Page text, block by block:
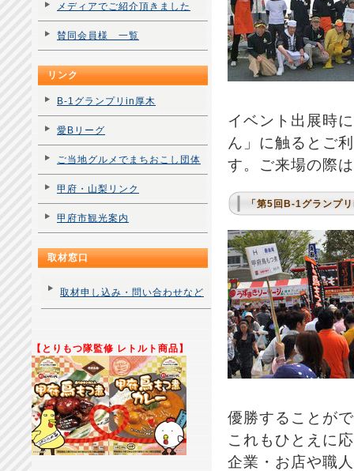
イベント出展時
ん」に触るとご
す。ご来場の際
「第5回B-1グランプ
優勝することが
これもひとえに
企業・お店や職
メディアでご紹介頂きました
賛同会員様 一覧
リンク
B-1グランプリin厚木
愛Bリーグ
ご当地グルメでまちおこし団体
甲府・山梨リンク
甲府市観光案内
取材窓口
取材申し込み・問い合わせなど
【とりもつ隊監修 レトルト商品】